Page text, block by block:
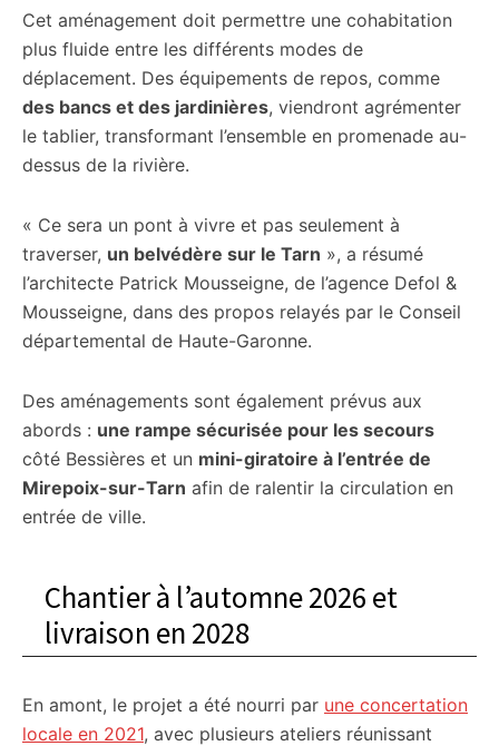
Cet aménagement doit permettre une cohabitation
plus fluide entre les différents modes de
déplacement. Des équipements de repos, comme
des bancs et des jardinières, viendront agrémenter
le tablier, transformant l’ensemble en promenade au-
dessus de la rivière.
« Ce sera un pont à vivre et pas seulement à
traverser, un belvédère sur le Tarn », a résumé
l’architecte Patrick Mousseigne, de l’agence Defol &
Mousseigne, dans des propos relayés par le Conseil
départemental de Haute-Garonne.
Des aménagements sont également prévus aux
abords : une rampe sécurisée pour les secours
côté Bessières et un mini-giratoire à l’entrée de
Mirepoix-sur-Tarn afin de ralentir la circulation en
entrée de ville.
Chantier à l’automne 2026 et
livraison en 2028
En amont, le projet a été nourri par une concertation
locale en 2021, avec plusieurs ateliers réunissant